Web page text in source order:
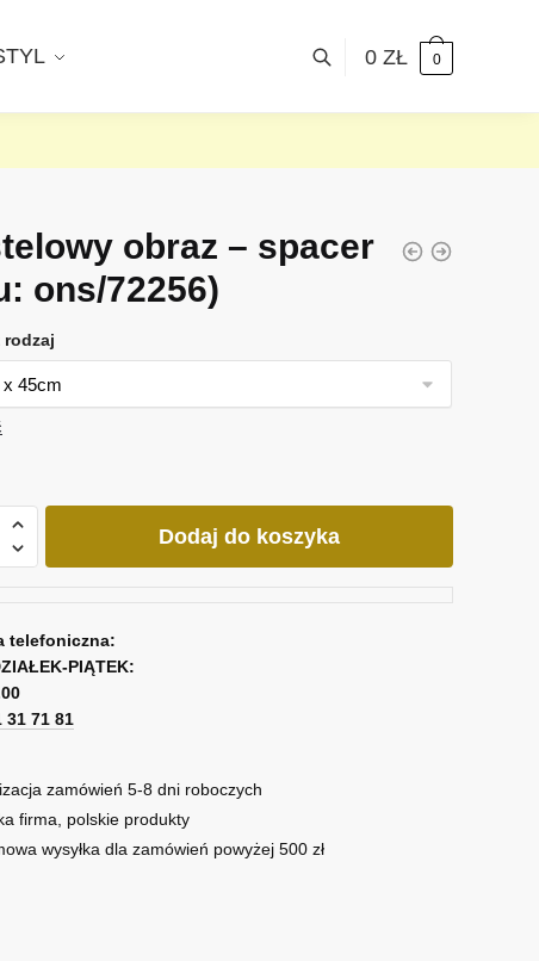
0 ZŁ 0
obraz – spacer
ons/72256)
rodzaj
Dodaj do koszyka
telefoniczna:
PIĄTEK:
31 71 81
zamówień 5-8 dni roboczych
firma, polskie produkty
wysyłka dla zamówień powyżej 500 zł